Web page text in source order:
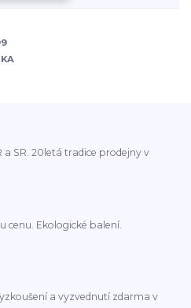
SR. 20letá tradice prodejny v
cenu. Ekologické balení.
a vyzvednutí zdarma v